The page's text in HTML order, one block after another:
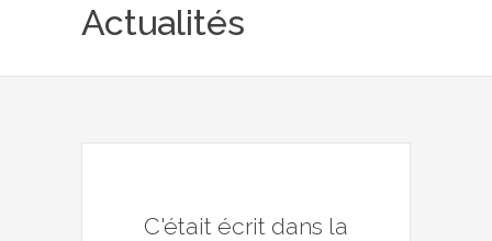
Actualités
C'était écrit dans la